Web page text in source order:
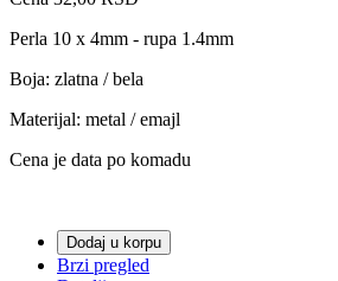
Perla 10 x 4mm - rupa 1.4mm
Boja: zlatna / bela
Materijal: metal / emajl
Cena je data po komadu
Dodaj u korpu
Brzi pregled